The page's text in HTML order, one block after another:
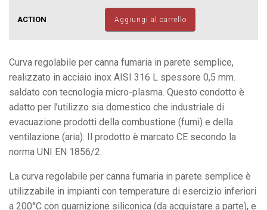
canne
fumarie
semplice
quantità
Aggiungi al carrello
Curva regolabile per canna fumaria in parete semplice,
realizzato in acciaio inox AISI 316 L spessore 0,5 mm.
saldato con tecnologia micro-plasma. Questo condotto è
adatto per l’utilizzo sia domestico che industriale di
evacuazione prodotti della combustione (fumi) e della
ventilazione (aria). Il prodotto è marcato CE secondo la
norma UNI EN 1856/2.
La curva regolabile per canna fumaria in parete semplice è
utilizzabile in impianti con temperature di esercizio inferiori
a 200°C con guarnizione siliconica (da acquistare a parte), e